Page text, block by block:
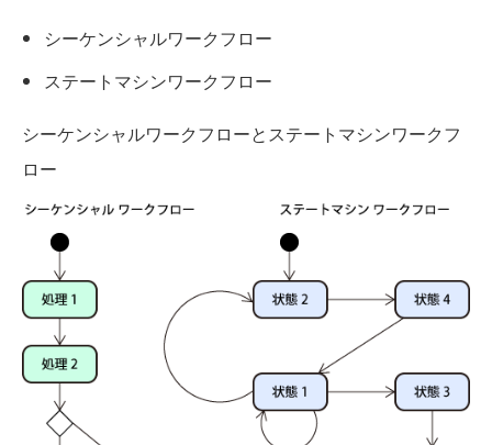
シーケンシャルワークフロー
ステートマシンワークフロー
シーケンシャルワークフローとステートマシンワークフ
ロー